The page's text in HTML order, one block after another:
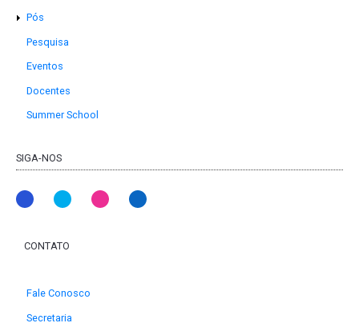
Pós
Pesquisa
Eventos
Docentes
Summer School
SIGA-NOS
CONTATO
Fale Conosco
Secretaria